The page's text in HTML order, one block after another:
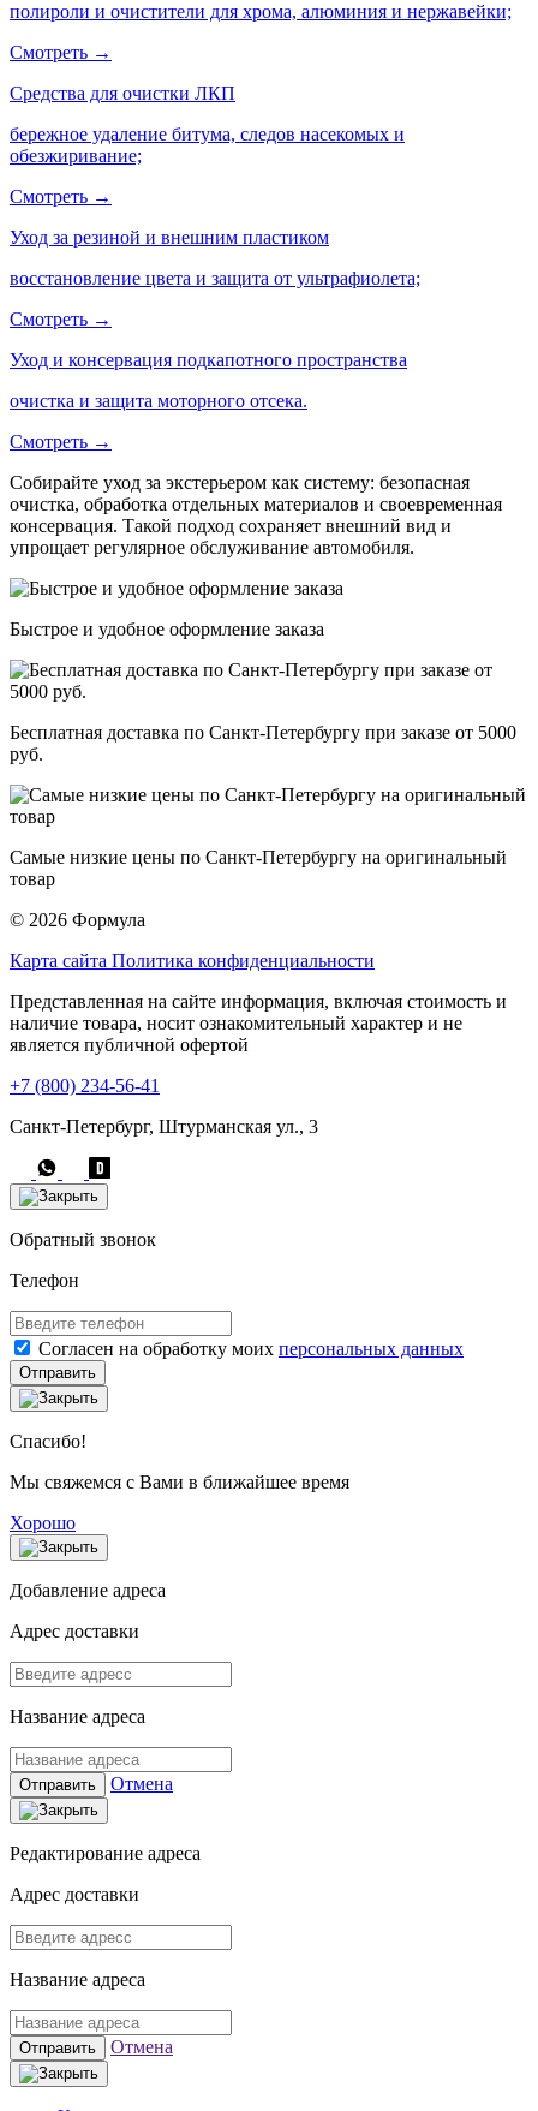
полироли и очистители для хрома, алюминия и нержавейки;
Смотреть →
Средства для очистки ЛКП
бережное удаление битума, следов насекомых и
обезжиривание;
Смотреть →
Уход за резиной и внешним пластиком
восстановление цвета и защита от ультрафиолета;
Смотреть →
Уход и консервация подкапотного пространства
очистка и защита моторного отсека.
Смотреть →
Собирайте уход за экстерьером как систему: безопасная
очистка, обработка отдельных материалов и своевременная
консервация. Такой подход сохраняет внешний вид и
упрощает регулярное обслуживание автомобиля.
Быстрое и удобное оформление заказа
Бесплатная доставка по Санкт-Петербургу при заказе от 5000
руб.
Самые низкие цены по Санкт-Петербургу на оригинальный
товар
© 2026 Формула
Карта сайта Политика конфиденциальности
Представленная на сайте информация, включая стоимость и
наличие товара, носит ознакомительный характер и не
является публичной офертой
+7 (800) 234-56-41
Санкт-Петербург, Штурманская ул., 3
Обратный звонок
Телефон
Согласен на обработку моих персональных данных
Отправить
Спасибо!
Мы свяжемся с Вами в ближайшее время
Хорошо
Добавление адреса
Адрес доставки
Название адреса
Отправить Отмена
Редактирование адреса
Адрес доставки
Название адреса
Отправить Отмена